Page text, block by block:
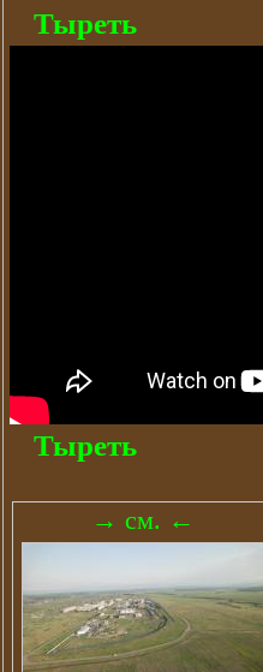
Тыреть
Тыреть
→ см. ←